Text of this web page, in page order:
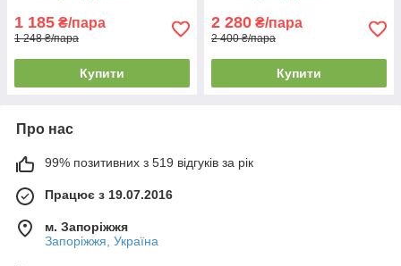
1 185 ₴/пара
1 248 ₴/пара
Купити
2 280 ₴/пара
2 400 ₴/пара
Купити
Про нас
99% позитивних з 519 відгуків за рік
Працює з 19.07.2016
м. Запоріжжя
Запоріжжя, Україна